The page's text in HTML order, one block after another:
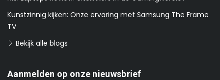
Kunstzinnig kijken: Onze ervaring met Samsung The Frame
TV
Bekijk alle blogs
Aanmelden op onze nieuwsbrief